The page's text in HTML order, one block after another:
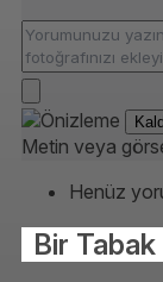
Metin veya
Henüz
Bir Tabak